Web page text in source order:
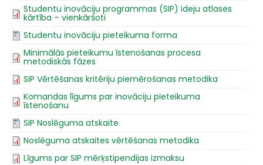
Studentu inovāciju programmas (SIP) ideju atlases
kārtība – vienkāršoti
Studentu inovāciju pieteikuma forma
Minimālās pieteikumu īstenošanas procesa
metodiskās fāzes
SIP Vērtēšanas kritēriju piemērošanas metodika
Komandas līgums par inovāciju pieteikuma
īstenošanu
SIP Noslēguma atskaite
Noslēguma atskaites vērtēšanas metodika
Līgums par SIP mērķstipendijas izmaksu